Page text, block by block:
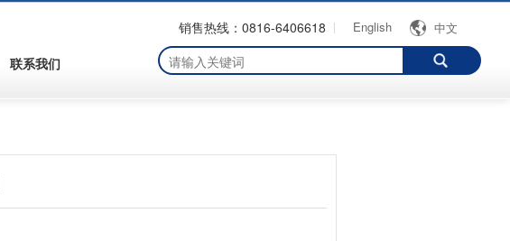
联系我们
中文
English
销售热线：0816-6406618